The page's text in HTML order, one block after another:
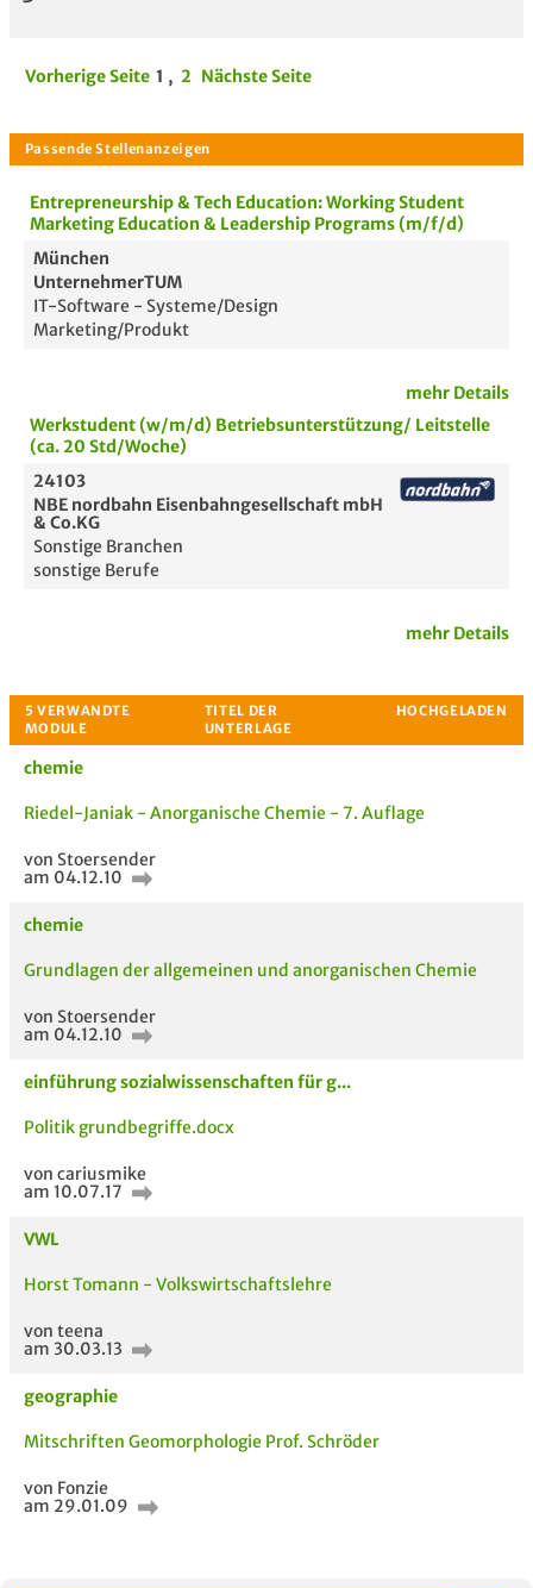
Vorherige Seite 1 , 2 Nächste Seite
Passende Stellenanzeigen
Entrepreneurship & Tech Education: Working Student
Marketing Education & Leadership Programs (m/f/d)
München
UnternehmerTUM
IT-Software - Systeme/Design
Marketing/Produkt
mehr Details
Werkstudent (w/m/d) Betriebsunterstützung/ Leitstelle
(ca. 20 Std/Woche)
24103
NBE nordbahn Eisenbahngesellschaft mbH
& Co.KG
Sonstige Branchen
sonstige Berufe
mehr Details
chemie
Riedel-Janiak - Anorganische Chemie - 7. Auflage
von Stoersender
am 04.12.10
chemie
Grundlagen der allgemeinen und anorganischen Chemie
von Stoersender
am 04.12.10
einführung sozialwissenschaften für g...
Politik grundbegriffe.docx
von cariusmike
am 10.07.17
VWL
Horst Tomann - Volkswirtschaftslehre
von teena
am 30.03.13
geographie
Mitschriften Geomorphologie Prof. Schröder
von Fonzie
am 29.01.09